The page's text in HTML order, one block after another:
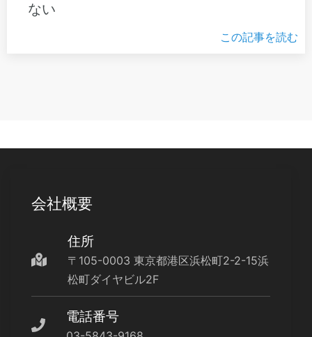
ない
この記事を読む
会社概要
住所
〒105-0003 東京都港区浜松町2-2-15浜
松町ダイヤビル2F
電話番号